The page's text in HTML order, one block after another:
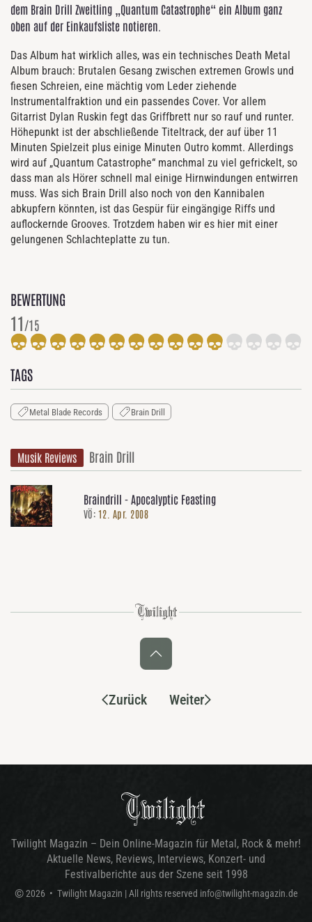
dem Brain Drill Zweitling „Quantum Catastrophe“ ein Album ganz
oben auf der Einkaufsliste notieren.
Das Album hat wirklich alles, was ein technisches Death Metal
Album brauch: Brutalen Gesang zwischen extremen Growls und
fiesen Schreien, eine mächtig vom Leder ziehende
Instrumentalfraktion und ein passendes Cover. Vor allem
Gitarrist Dylan Ruskin fegt das Griffbrett nur so rauf und runter.
Höhepunkt ist der abschließende Titeltrack, der auf über 11
Minuten Spielzeit plus einige Minuten Outro kommt. Allerdings
wird auf „Quantum Catastrophe“ manchmal zu viel gefrickelt, so
dass man als Hörer schnell mal einige Hirnwindungen entwirren
muss. Was sich Brain Drill also noch von den Kannibalen
abkupfern könnten, ist das Gespür für eingängige Riffs und
auflockernde Grooves. Trotzdem haben wir es hier mit einer
gelungenen Schlachteplatte zu tun.
BEWERTUNG
11/15
TAGS
Metal Blade Records Brain Drill
Musik Reviews Brain Drill
Braindrill - Apocalyptic Feasting
VÖ: 12. Apr. 2008
Zurück Weiter
Twilight Magazin – Dein Online-Magazin für Metal, Rock & mehr!
Aktuelle News, Reviews, Interviews, Konzert- und
Festivalberichte aus der Szene seit 1998
© 2026 • Twilight Magazin | All rights reserved info@twilight-magazin.de